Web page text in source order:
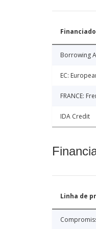
Borrowing
EC:
FRANCE:
IDA Credit
Linha de